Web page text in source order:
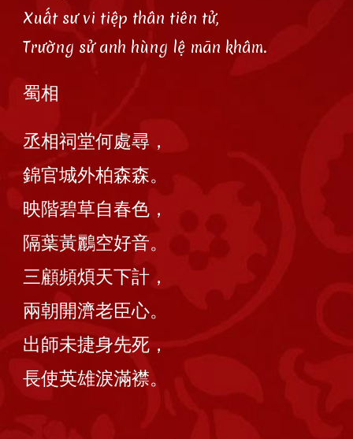
Xuất sư vi tiệp thân tiên tử,
Trường sử anh hùng lệ mãn khâm.
蜀相
丞相祠堂何處尋，
錦官城外柏森森。
映階碧草自春色，
隔葉黃鸝空好音。
三顧頻煩天下計，
兩朝開濟老臣心。
出師未捷身先死，
長使英雄淚滿襟。